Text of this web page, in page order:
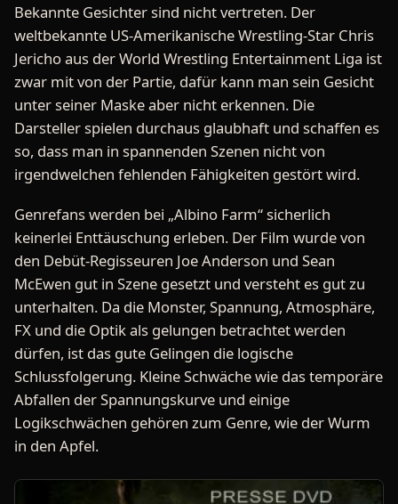
Bekannte Gesichter sind nicht vertreten. Der
weltbekannte US-Amerikanische Wrestling-Star Chris
Jericho aus der World Wrestling Entertainment Liga ist
zwar mit von der Partie, dafür kann man sein Gesicht
unter seiner Maske aber nicht erkennen. Die
Darsteller spielen durchaus glaubhaft und schaffen es
so, dass man in spannenden Szenen nicht von
irgendwelchen fehlenden Fähigkeiten gestört wird.
Genrefans werden bei „Albino Farm“ sicherlich
keinerlei Enttäuschung erleben. Der Film wurde von
den Debüt-Regisseuren Joe Anderson und Sean
McEwen gut in Szene gesetzt und versteht es gut zu
unterhalten. Da die Monster, Spannung, Atmosphäre,
FX und die Optik als gelungen betrachtet werden
dürfen, ist das gute Gelingen die logische
Schlussfolgerung. Kleine Schwäche wie das temporäre
Abfallen der Spannungskurve und einige
Logikschwächen gehören zum Genre, wie der Wurm
in den Apfel.